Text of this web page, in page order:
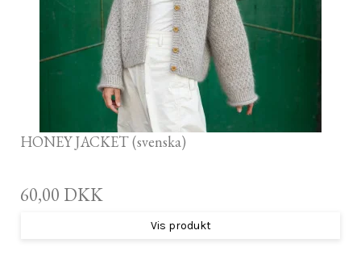
HONEY JACKET (svenska)
60,00 DKK
Vis produkt